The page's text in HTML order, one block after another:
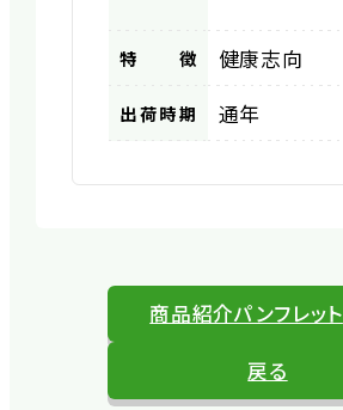
特徴 健康志向
出荷時期 通年
商品紹介パンフレット
戻る